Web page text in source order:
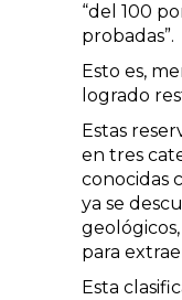
“del 100
probadas”.
Esto es,
logrado
Estas
en tres
conocidas
ya se
para
Esta